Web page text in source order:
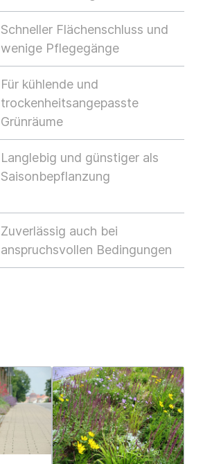
Schneller Flächenschluss und
wenige Pflegegänge
Für kühlende und
trockenheitsangepasste
Grünräume
Langlebig und günstiger als
Saisonbepflanzung
Zuverlässig auch bei
anspruchsvollen Bedingungen